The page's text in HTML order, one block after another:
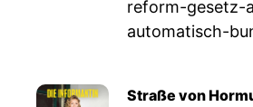
reform-gesetz-
automatisch-
Straße von